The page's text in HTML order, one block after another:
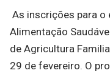
As inscrições para
Alimentação
de Agricultura
29 de fevereiro. O